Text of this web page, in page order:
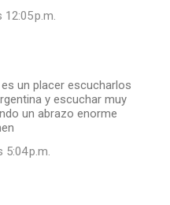
p.m.
un placer escucharlos
y escuchar muy
un abrazo enorme
5:04 p.m.